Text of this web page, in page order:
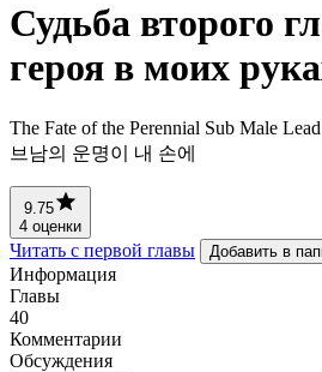
Судьба второго
героя в моих
The Fate of the Perennial Sub Male
브남의 운명이 내 손에
9.75
4 оценки
Читать с первой главы Добавить в
Информация
Главы
40
Комментарии
Обсуждения